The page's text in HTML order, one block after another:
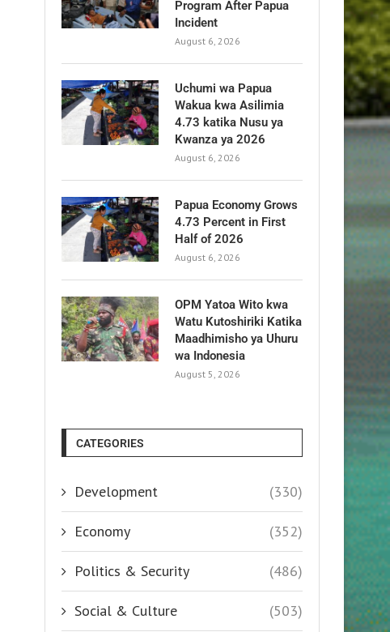
Program After Papua
Incident
August 6, 2026
Uchumi wa Papua
Wakua kwa Asilimia
4.73 katika Nusu ya
Kwanza ya 2026
August 6, 2026
Papua Economy Grows
4.73 Percent in First
Half of 2026
August 6, 2026
OPM Yatoa Wito kwa
Watu Kutoshiriki Katika
Maadhimisho ya Uhuru
wa Indonesia
August 5, 2026
CATEGORIES
Development (330)
Economy (352)
Politics & Security (486)
Social & Culture (503)